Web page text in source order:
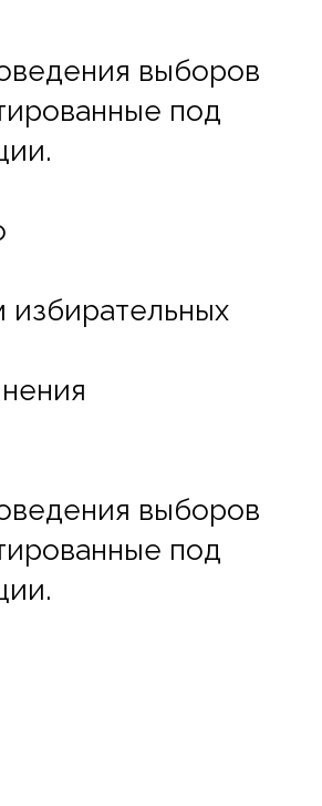
выборов
под
избирательных
выборов
под